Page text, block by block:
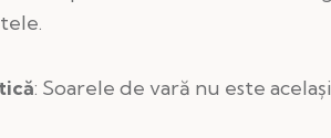
: Soarele de vară nu este